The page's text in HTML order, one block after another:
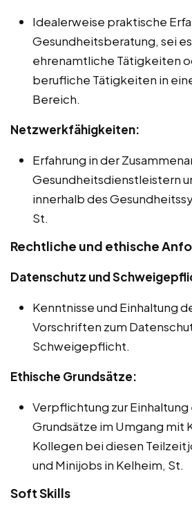
Idealerweise praktische
Gesundheitsberatung, sei
ehrenamtliche Tätigkeiten
berufliche Tätigkeiten in
Bereich.
Netzwerkfähigkeiten:
Erfahrung in der
Gesundheitsdienstleistern
innerhalb des
St.
Rechtliche und ethische
Datenschutz und
Kenntnisse und Einhaltung
Vorschriften zum
Schweigepflicht.
Ethische Grundsätze:
Verpflichtung zur
Grundsätze im Umgang mit
Kollegen bei diesen
und Minijobs in Kelheim, St.
Soft Skills